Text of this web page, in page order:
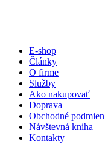
E-shop
Články
O firme
Služby
Ako nakupovať
Doprava
Obchodné
Návštevná kniha
Kontakty